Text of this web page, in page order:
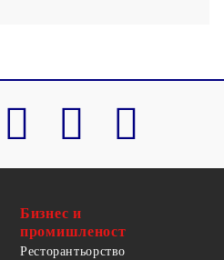
Бизнес и
промишленост
Ресторантьорство